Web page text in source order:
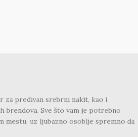
za predivan srebrni nakit, kao i
brendova. Sve što vam je potrebno
mestu, uz ljubazno osoblje spremno da